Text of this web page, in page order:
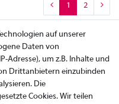
1 2
auf unserer
Daten von
Adresse), um z.B. Inhalte und
Drittanbietern einzubinden
Die
Cookies. Wir teilen